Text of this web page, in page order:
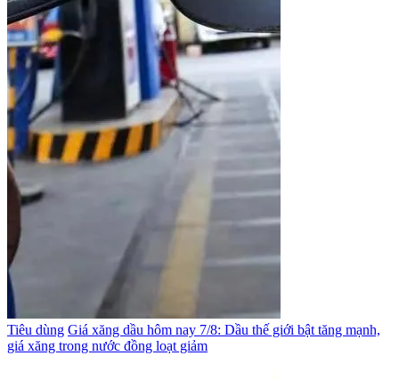
Tiêu dùng Giá xăng dầu hôm nay 7/8: Dầu thế giới bật tăng mạnh,
giá xăng trong nước đồng loạt giảm